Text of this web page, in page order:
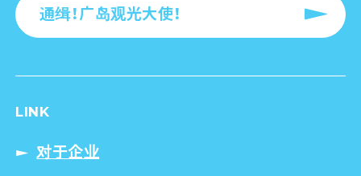
通缉！广岛观光大使！
LINK
对于企业